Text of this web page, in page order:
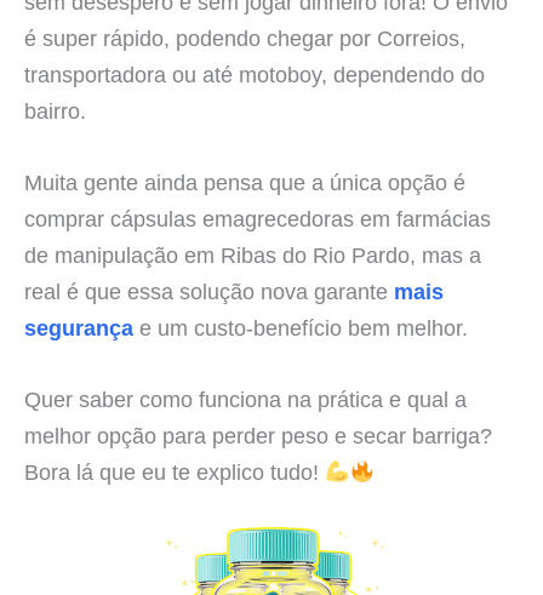
é super rápido, podendo chegar por Correios,
transportadora ou até motoboy, dependendo do
bairro.
Muita gente ainda pensa que a única opção é
comprar cápsulas emagrecedoras em farmácias
de manipulação em Ribas do Rio Pardo, mas a
real é que essa solução nova garante mais
segurança e um custo-benefício bem melhor.
Quer saber como funciona na prática e qual a
melhor opção para perder peso e secar barriga?
Bora lá que eu te explico tudo!